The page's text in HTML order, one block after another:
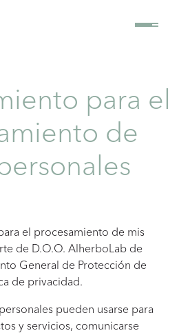
para el
de
el procesamiento de mis
de D.O.O. AlherboLab de
General de Protección de
de privacidad.
pueden usarse para
y servicios, comunicarse